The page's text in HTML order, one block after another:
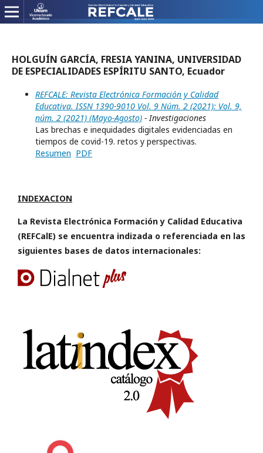
HOLGUÍN GARCÍA, FRESIA YANINA, UNIVERSIDAD
DE ESPECIALIDADES ESPÍRITU SANTO, Ecuador
REFCALE: Revista Electrónica Formación y Calidad
Educativa. ISSN 1390-9010 Vol. 9 Núm. 2 (2021): Vol. 9,
núm. 2 (2021) (Mayo-Agosto) - Investigaciones
Las brechas e inequidades digitales evidenciadas en
tiempos de covid-19. retos y perspectivas.
Resumen PDF
INDEXACION
La Revista Electrónica Formación y Calidad Educativa
(REFCalE) se encuentra indizada o referenciada en las
siguientes bases de datos internacionales: